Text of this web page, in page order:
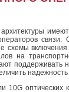
схемы
на
поддерживать
оптических